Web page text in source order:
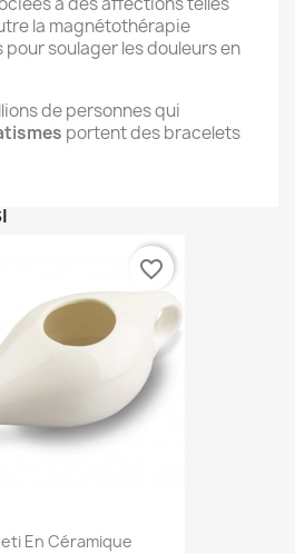
la magnétothérapie
soulager les douleurs en
de personnes qui
portent des bracelets
En Céramique
favorite_border